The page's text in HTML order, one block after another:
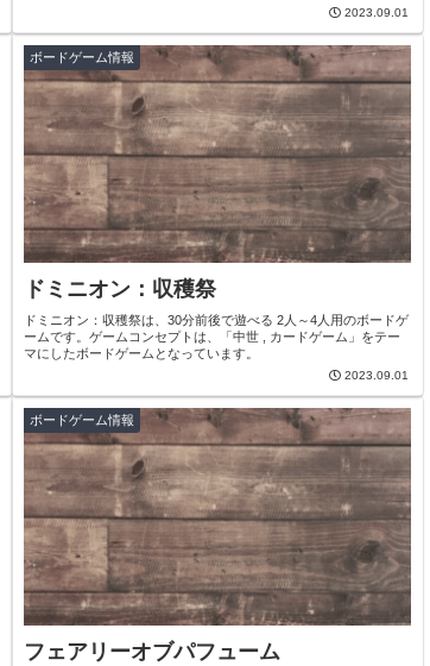
2023.09.01
ボードゲーム情報
ドミニオン：収穫祭
ドミニオン：収穫祭は、30分前後で遊べる 2人～4人用のボードゲ
ームです。ゲームコンセプトは、「中世 , カードゲーム」をテー
マにしたボードゲームとなっています。
2023.09.01
ボードゲーム情報
フェアリーオブパフューム